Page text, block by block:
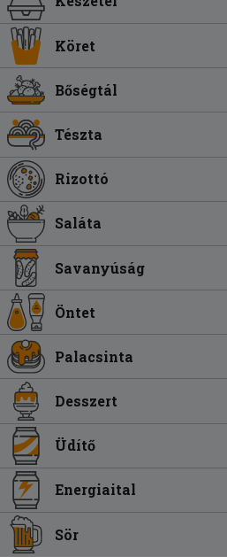
Köret
Bőségtál
Tészta
Rizottó
Saláta
Savanyúság
Öntet
Palacsinta
Desszert
Üdítő
Energiaital
Sör